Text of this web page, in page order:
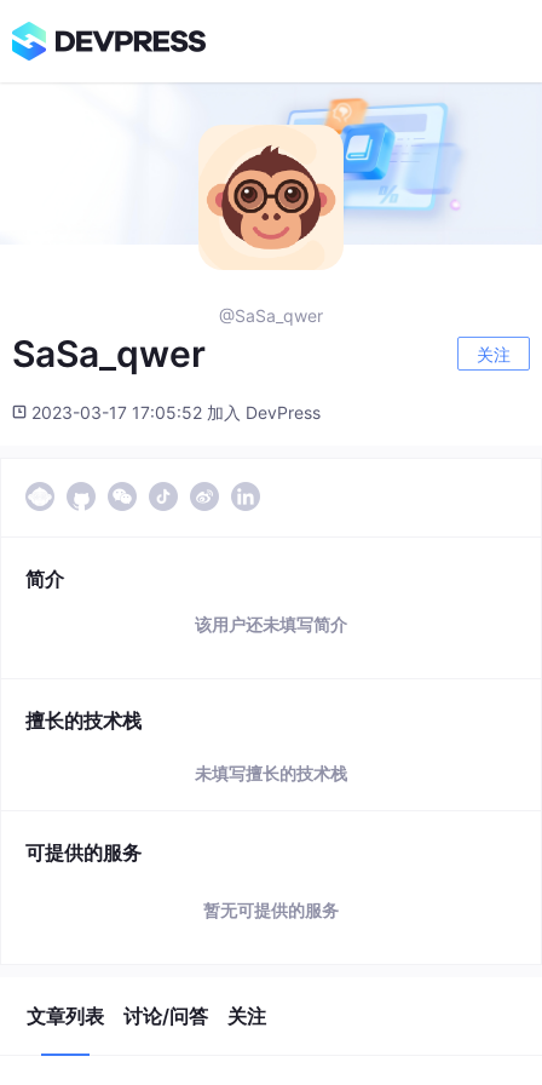
@SaSa_qwer
SaSa_qwer 关注
2023-03-17 17:05:52 加入 DevPress
简介
该用户还未填写简介
擅长的技术栈
未填写擅长的技术栈
可提供的服务
暂无可提供的服务
文章列表 讨论/问答 关注